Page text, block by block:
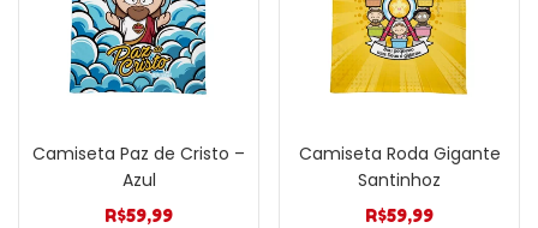
Camiseta Paz de Cristo –
Azul
R$59,99
Camiseta Roda Gigante
Santinhoz
R$59,99